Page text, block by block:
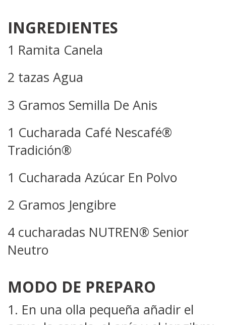
INGREDIENTES
1 Ramita Canela
2 tazas Agua
3 Gramos Semilla De Anis
1 Cucharada Café Nescafé®
Tradición®
1 Cucharada Azúcar En Polvo
2 Gramos Jengibre
4 cucharadas NUTREN® Senior
Neutro
MODO DE PREPARO
1. En una olla pequeña añadir el